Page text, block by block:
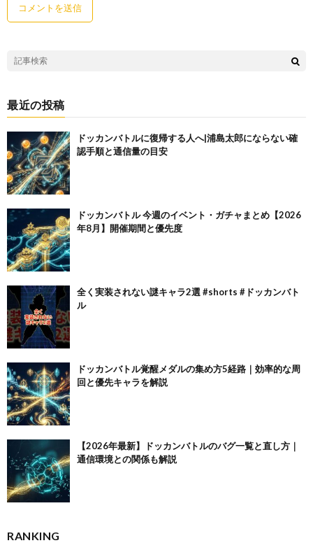
最近の投稿
ドッカンバトルに復帰する人へ|浦島太郎にならない確
認手順と通信量の目安
ドッカンバトル 今週のイベント・ガチャまとめ【2026
年8月】開催期間と優先度
全く実装されない謎キャラ2選 #shorts #ドッカンバト
ル
ドッカンバトル覚醒メダルの集め方5経路｜効率的な周
回と優先キャラを解説
【2026年最新】ドッカンバトルのバグ一覧と直し方｜
通信環境との関係も解説
RANKING